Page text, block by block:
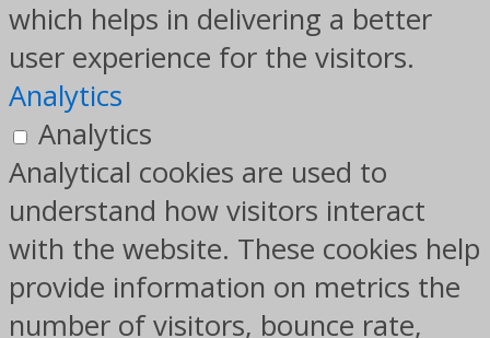
which helps in delivering a better
user experience for the visitors.
Analytics
Analytics
Analytical cookies are used to
understand how visitors interact
with the website. These cookies help
provide information on metrics the
number of visitors, bounce rate,